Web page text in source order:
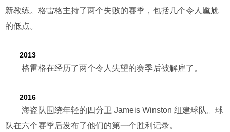
新教练。格雷格主持了两个失败的赛季，包括几个令人尴尬
的低点。
2013
格雷格在经历了两个令人失望的赛季后被解雇了。
2016
海盗队围绕年轻的四分卫 Jameis Winston 组建球队。球
队在六个赛季后发布了他们的第一个胜利记录。